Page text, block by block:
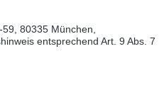
80335 München,
entsprechend Art. 9 Abs. 7